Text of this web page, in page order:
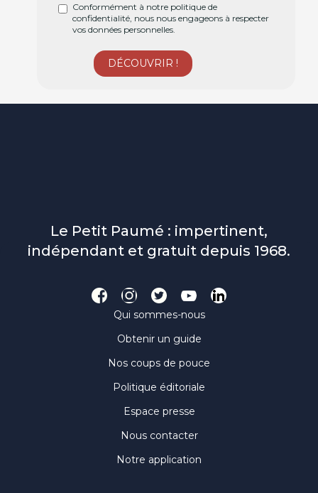
Conformément à notre politique de
confidentialité, nous nous engageons à respecter
vos données personnelles.
Le Petit Paumé : impertinent,
indépendant et gratuit depuis 1968.
Qui sommes-nous
Obtenir un guide
Nos coups de pouce
Politique éditoriale
Espace presse
Nous contacter
Notre application